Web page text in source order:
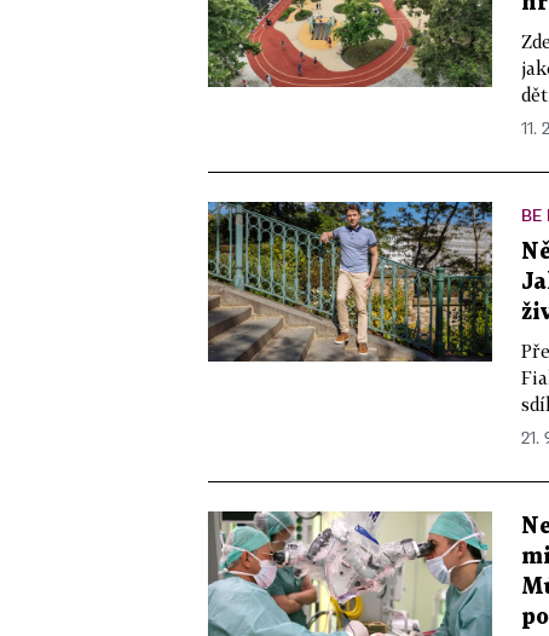
11.
BE
21.